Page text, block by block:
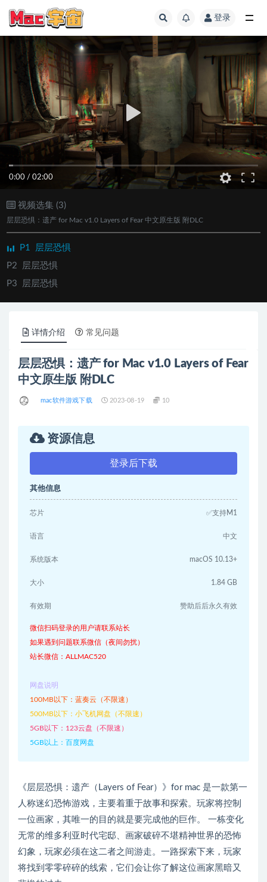
登录
0:00 / 02:00
视频选集 (3)
层层恐惧：遗产 for Mac v1.0 Layers of Fear 中文原生版 附DLC
P1
层层恐惧
P2
层层恐惧
P3
层层恐惧
详情介绍 常见问题
层层恐惧：遗产 for Mac v1.0 Layers of Fear
中文原生版 附DLC
mac软件游戏下载 2023-08-19 10
资源信息
登录后下载
其他信息
芯片 ✅支持M1
语言 中文
系统版本 macOS 10.13+
大小 1.84 GB
有效期 赞助后后永久有效
微信扫码登录的用户请联系站长
如果遇到问题联系微信（夜间勿扰）
站长微信：ALLMAC520
网盘说明
100MB以下：蓝奏云（不限速）
500MB以下：小飞机网盘（不限速）
5GB以下：123云盘（不限速）
5GB以上：百度网盘
《层层恐惧：遗产（Layers of Fear）》for mac 是一款第一
人称迷幻恐怖游戏，主要着重于故事和探索。玩家将控制
一位画家，其唯一的目的就是要完成他的巨作。 一栋变化
无常的维多利亚时代宅邸、画家破碎不堪精神世界的恐怖
幻象，玩家必须在这二者之间游走。一路探索下来，玩家
将找到零零碎碎的线索，它们会让你了解这位画家黑暗又